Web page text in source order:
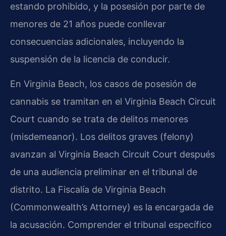
estando prohibido, y la posesión por parte de
menores de 21 años puede conllevar
consecuencias adicionales, incluyendo la
suspensión de la licencia de conducir.
En Virginia Beach, los casos de posesión de
cannabis se tramitan en el Virginia Beach Circuit
Court cuando se trata de delitos menores
(misdemeanor). Los delitos graves (felony)
avanzan al Virginia Beach Circuit Court después
de una audiencia preliminar en el tribunal de
distrito. La Fiscalía de Virginia Beach
(Commonwealth’s Attorney) es la encargada de
la acusación. Comprender el tribunal específico